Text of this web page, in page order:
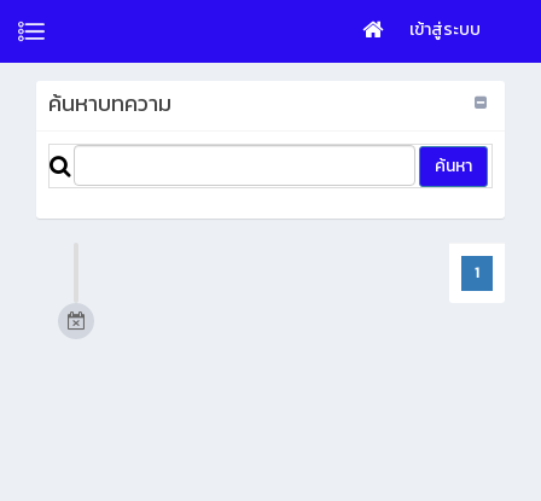
เข้าสู่ระบบ
ค้นหาบทความ
1